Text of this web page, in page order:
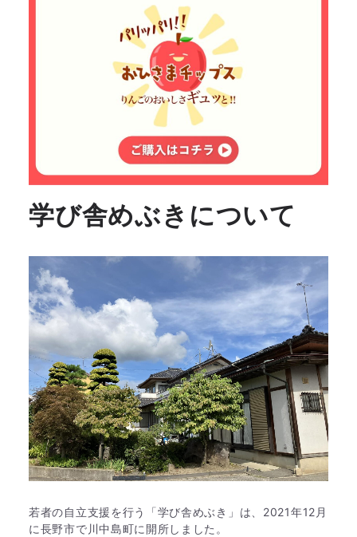
学び舎めぶきについて
若者の自立支援を行う「学び舎めぶき」は、2021年12月
に長野市で川中島町に開所しました。